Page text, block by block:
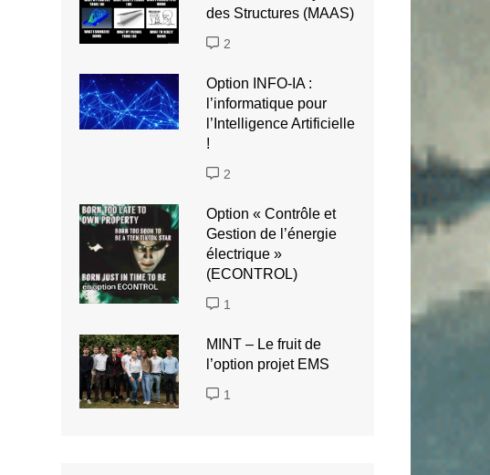
des Structures (MAAS)
2
Option INFO-IA :
l’informatique pour
l’Intelligence Artificielle
!
2
Option « Contrôle et
Gestion de l’énergie
électrique »
(ECONTROL)
1
MINT – Le fruit de
l’option projet EMS
1